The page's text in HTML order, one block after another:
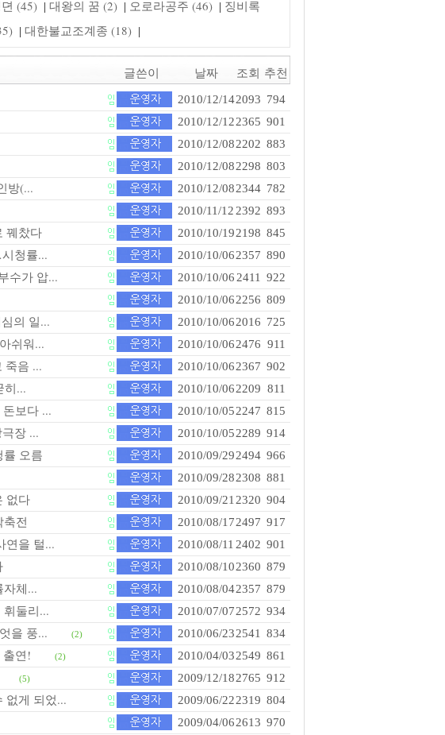
(45) | 대왕의 꿈 (2) | 오로라공주 (46) | 징비록
| 대한불교조계종 (18) |
글쓴이 날짜 조회 추천
2010/12/142093 794
2010/12/122365 901
2010/12/082202 883
2010/12/082298 803
방(... 2010/12/082344 782
2010/11/12 2392 893
꿰찼다 2010/10/192198 845
청률... 2010/10/062357 890
수가 압... 2010/10/06 2411
922
2010/10/062256 809
의 일... 2010/10/062016 725
쉬워... 2010/10/062476 911
죽음 ... 2010/10/062367 902
히... 2010/10/062209 811
보다 ... 2010/10/052247 815
장 ... 2010/10/052289 914
률 오름 2010/09/292494 966
2010/09/282308 881
없다 2010/09/21 2320 904
전 2010/08/172497 917
연을 털... 2010/08/11 2402 901
2010/08/102360 879
자체... 2010/08/042357 879
휘둘리... 2010/07/072572 934
을 풍... (2) 2010/06/232541
834
출연! (2) 2010/04/032549 861
(5) 2009/12/182765 912
없게 되었... 2009/06/222319 804
2009/04/062613 970